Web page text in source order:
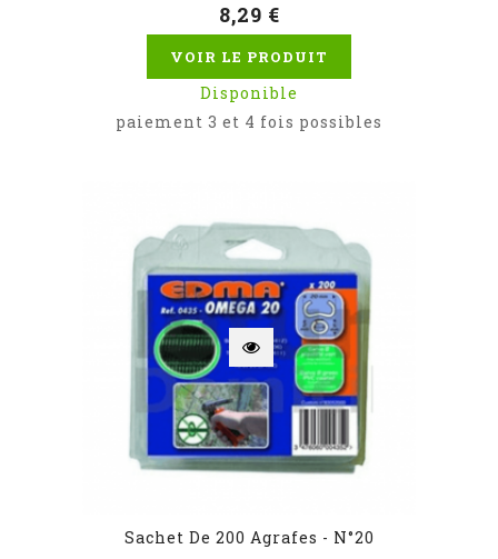
8,29 €
VOIR LE PRODUIT
Disponible
paiement 3 et 4 fois possibles
Sachet De 200 Agrafes - N°20